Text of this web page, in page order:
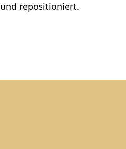
repositioniert.